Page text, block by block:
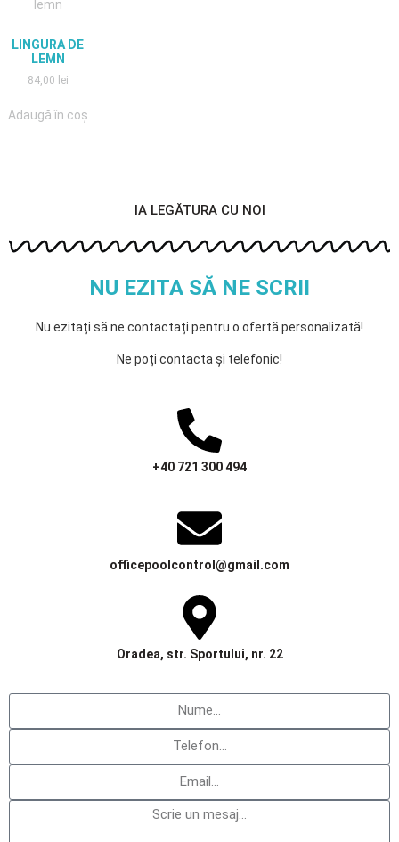
LINGURA DE
LEMN
84,00 lei
Adaugă în coș
IA LEGĂTURA CU NOI
NU EZITA SĂ NE SCRII
Nu ezitați să ne contactați pentru o ofertă personalizată!
Ne poți contacta și telefonic!
+40 721 300 494
officepoolcontrol@gmail.com
Oradea, str. Sportului, nr. 22